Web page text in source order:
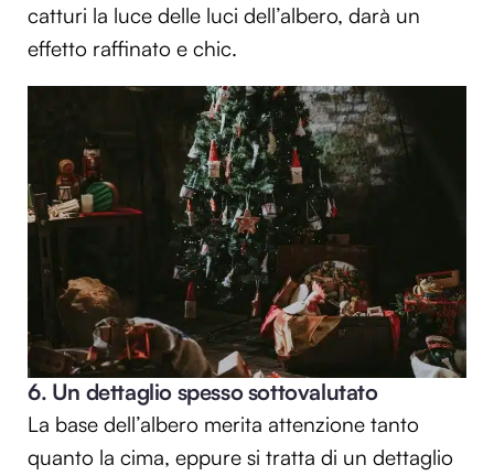
catturi la luce delle luci dell’albero, darà un
effetto raffinato e chic.
6. Un dettaglio spesso sottovalutato
La base dell’albero merita attenzione tanto
quanto la cima, eppure si tratta di un dettaglio